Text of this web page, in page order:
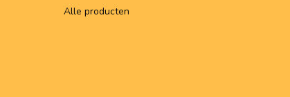
Alle producten